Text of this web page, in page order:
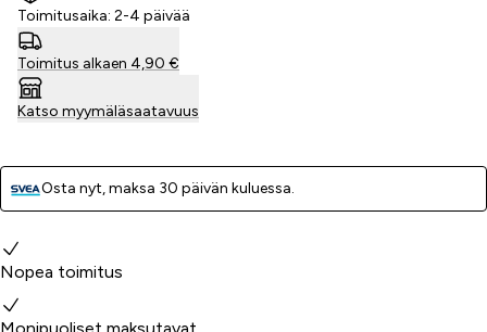
Toimitusaika: 2-4 päivää
Toimitus alkaen 4,90 €
Katso myymäläsaatavuus
Osta nyt, ­maksa 30 päivän kuluessa.
Miksi valita meidät?
Nopea toimitus